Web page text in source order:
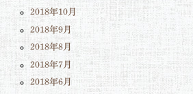
2018年10月
2018年9月
2018年8月
2018年7月
2018年6月